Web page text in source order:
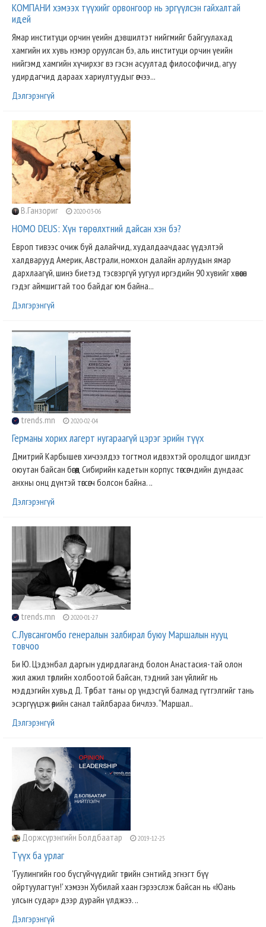
КОМПАНИ хэмээх түүхийг орвонгоор нь эргүүлсэн гайхалтай
идей
Ямар институци орчин үеийн дэвшилтэт нийгмийг байгуулахад
хамгийн их хувь нэмэр оруулсан бэ, аль институци орчин үеийн
нийгэмд хамгийн хүчирхэг вэ гэсэн асуултад философичид, агуу
удирдагчид дараах хариултуудыг өгчээ...
Дэлгэрэнгүй
В.Ганзориг 2020-03-06
HOMO DEUS: Хүн төрөлхтний дайсан хэн бэ?
Европ тивээс очиж буй далайчид, худалдаачдаас үүдэлтэй
халдварууд Америк, Австрали, номхон далайн арлуудын ямар
дархлаагүй, шинэ биетэд тэсвэргүй уугуул иргэдийн 90 хувийг хөнөөсөн
гэдэг аймшигтай тоо байдаг юм байна...
Дэлгэрэнгүй
trends.mn 2020-02-04
Германы хорих лагерт нугараагүй цэрэг эрийн түүх
Дмитрий Карбышев хичээлдээ тогтмол идвэхтэй оролцдог шилдэг
оюутан байсан бөгөөд Сибирийн кадетын корпус төгсөгчдийн дундаас
анхны онц дүнтэй төгсөгч болсон байна. ..
Дэлгэрэнгүй
trends.mn 2020-01-27
С.Лувсангомбо генералын залбирал буюу Маршалын нууц
товчоо
Би Ю. Цэдэнбал даргын удирдлаганд болон Анастасия-тай олон
жил ажил төрлийн холбоотой байсан, тэдний зан үйлийг нь
мэддэгийн хувьд Д. Төрбат таны ор үндэсгүй балмад гүтгэлгийг тань
эсэргүүцэж өөрийн санал тайлбараа бичлээ. “Маршал..
Дэлгэрэнгүй
Доржсүрэнгийн Болдбаатар 2019-12-25
Түүх ба урлаг
'Гуулингийн гоо бүсгүйчүүдийг төрийн сэнтийд эгнэгт бүү
ойртуулагтун!' хэмээн Хубилай хаан гэрээслэж байсан нь «Юань
улсын судар» дээр дурайн үлджээ. ..
Дэлгэрэнгүй